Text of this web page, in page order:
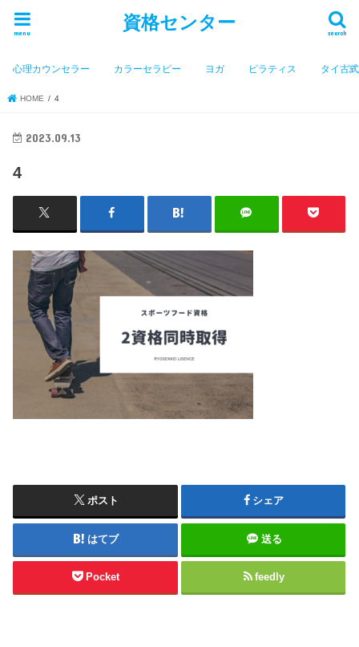
資格センター search
menu
心理カウンセラー カラーセラピー ヨガ ピラティス タイ古
HOME 4
2023.09.13
4
ポスト シェア
はてブ 送る
Pocket feedly